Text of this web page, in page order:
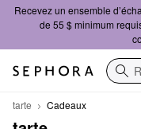
Recevez un ensemble
de 55 $ minimum
tarte Cadeaux